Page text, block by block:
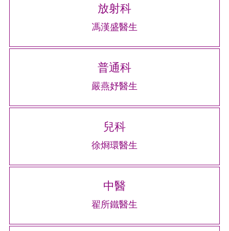
放射科
馮漢盛醫生
普通科
嚴燕妤醫生
兒科
徐烱環醫生
中醫
翟所鐵醫生